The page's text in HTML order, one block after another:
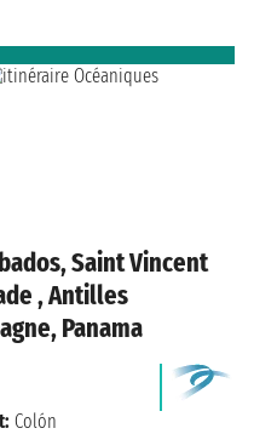
Saint Vincent
, Antilles
Panama
Colón